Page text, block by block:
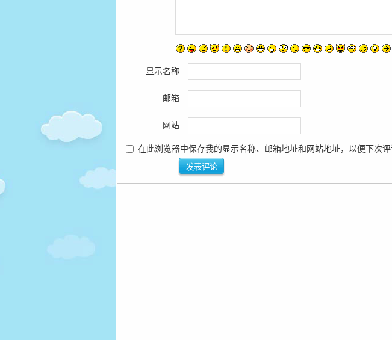
显示名称
邮箱
网站
在此浏览器中保存我的显示名称、邮箱地址和网站地址，以便下次评